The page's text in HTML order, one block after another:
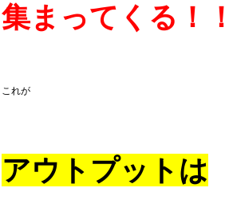
集まってくる！！
これが
アウトプットは